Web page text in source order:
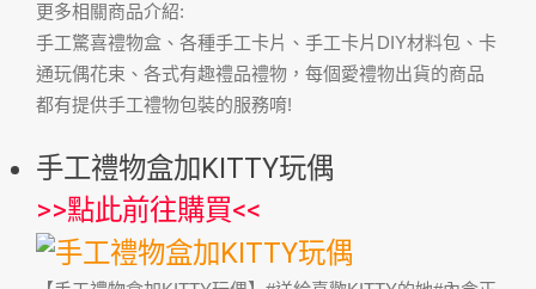
更多相關商品介紹:
手工驚喜禮物盒、各種手工卡片、手工卡片DIY材料包、卡
通玩偶花束、各式有趣禮品禮物，每個愛禮物出貨的商品
都有提供手工禮物包裝的服務唷!
手工禮物盒加KITTY玩偶
>>點此前往購買<<